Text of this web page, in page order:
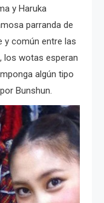
y Haruka
parranda de
y común entre las
los wotas esperan
algún tipo
Bunshun.